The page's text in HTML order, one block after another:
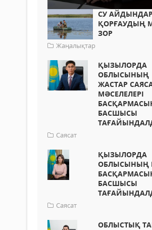
СУ
ҚОРҒАУДЫҢ
ЗОР
Жаңалықтар
ҚЫЗЫЛОРДА
ОБЛЫСЫНЫҢ
ЖАСТАР
МӘСЕЛЕЛЕРІ
БАСШЫСЫ
Саясат
ҚЫЗЫЛОРДА
ОБЛЫСЫНЫҢ
БАСШЫСЫ
Саясат
ОБЛЫСТЫҚ